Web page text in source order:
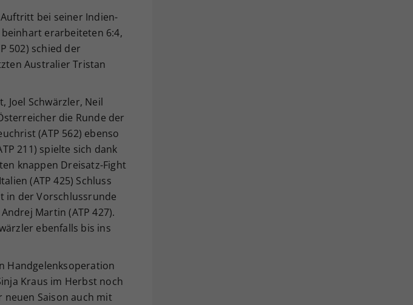
bei seiner Indien-
beinhart erarbeiteten 6:4,
502) schied der
Australier Tristan
Joel Schwärzler, Neil
die Runde der
(ATP 562) ebenso
211) spielte sich dank
knappen Dreisatz-Fight
(ATP 425) Schluss
in der Vorschlussrunde
Martin (ATP 427).
ebenfalls bis ins
Handgelenksoperation
Kraus im Herbst noch
neuen Saison auch mit